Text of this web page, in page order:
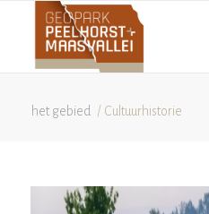
het gebied / Cultuurhistorie